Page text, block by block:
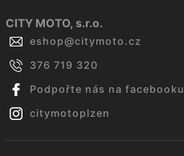
CITY MOTO, s.r.o.
eshop@citymoto.cz
376 719 320
Podpořte nás na facebooku
citymotoplzen